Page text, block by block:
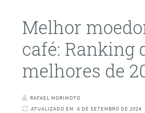
Melhor
café: Ranking
melhores de
RAFAEL MORIMOTO
ATUALIZADO EM: 6 DE SETEMBRO DE 2024